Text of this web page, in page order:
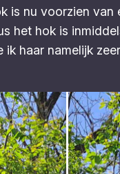
is nu voorzien
het hok is
haar namelijk